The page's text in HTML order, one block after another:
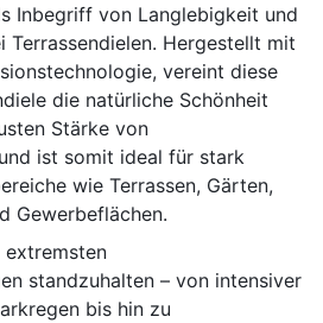
Inbegriff von Langlebigkeit und
Terrassendielen. Hergestellt mit
vereint diese
die natürliche Schönheit
Stärke von
ist somit ideal für stark
wie Terrassen, Gärten,
Gewerbeflächen.
standzuhalten – von intensiver
bis hin zu